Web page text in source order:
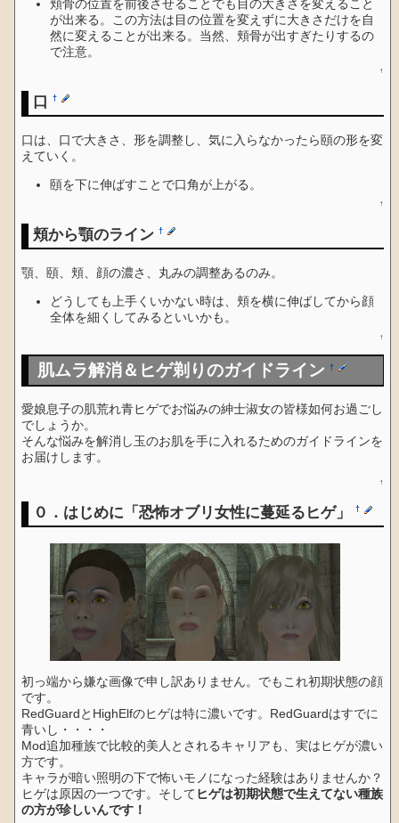
頬骨の位置を前後させることでも目の大きさを変えること
が出来る。この方法は目の位置を変えずに大きさだけを自
然に変えることが出来る。当然、頬骨が出すぎたりするの
で注意。
↑
口†
口は、口で大きさ、形を調整し、気に入らなかったら頤の形を変
えていく。
頤を下に伸ばすことで口角が上がる。
↑
頬から顎のライン†
顎、頤、頬、顔の濃さ、丸みの調整あるのみ。
どうしても上手くいかない時は、頬を横に伸ばしてから顔
全体を細くしてみるといいかも。
↑
肌ムラ解消＆ヒゲ剃りのガイドライン†
愛娘息子の肌荒れ青ヒゲでお悩みの紳士淑女の皆様如何お過ごし
でしょうか。
そんな悩みを解消し玉のお肌を手に入れるためのガイドラインを
お届けします。
↑
０．はじめに「恐怖オブリ女性に蔓延るヒゲ」†
初っ端から嫌な画像で申し訳ありません。でもこれ初期状態の顔
です。
RedGuardとHighElfのヒゲは特に濃いです。RedGuardはすでに
青いし・・・・
Mod追加種族で比較的美人とされるキャリアも、実はヒゲが濃い
方です。
キャラが暗い照明の下で怖いモノになった経験はありませんか？
ヒゲは原因の一つです。そしてヒゲは初期状態で生えてない種族
の方が珍しいんです！